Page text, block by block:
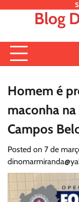
Blog
Homem é
maconha
Campos
Posted on 7 de